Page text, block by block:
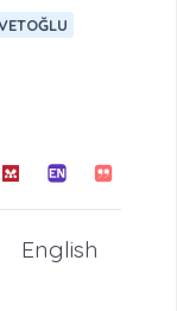
English